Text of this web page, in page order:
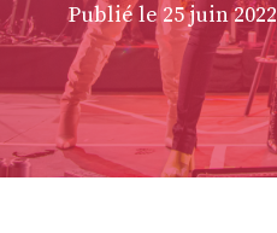
Publié le25 juin 2022